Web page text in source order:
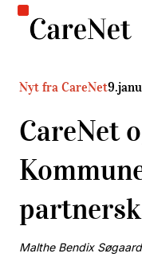
Nyt fra CareNet9.
CareNet
Malthe Bendix Søgaard